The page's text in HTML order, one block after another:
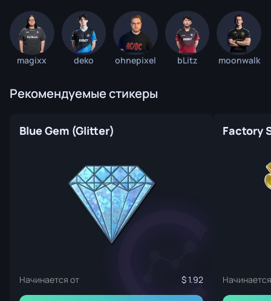
magixx deko ohnepixel bLitz moonwalk
Рекомендуемые стикеры
Blue Gem (Glitter)
Начинается от 1.92
Factory